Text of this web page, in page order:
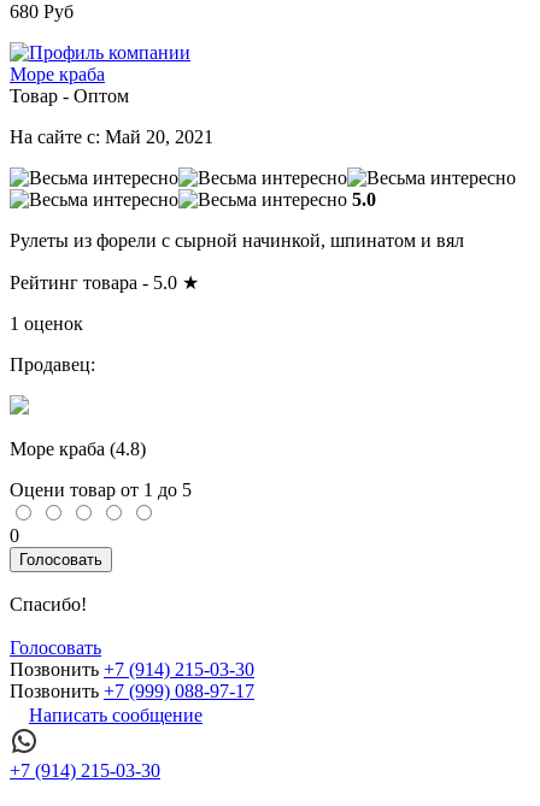
680 Руб
Море краба
Товар - Оптом
На сайте с: Май 20, 2021
5.0
Рулеты из форели с сырной начинкой, шпинатом и вял
Рейтинг товара - 5.0 ★
1 оценок
Продавец:
Море краба (4.8)
Оцени товар от 1 до 5
0
Голосовать
Спасибо!
Голосовать
Позвонить +7 (914) 215-03-30
Позвонить +7 (999) 088-97-17
Написать сообщение
+7 (914) 215-03-30